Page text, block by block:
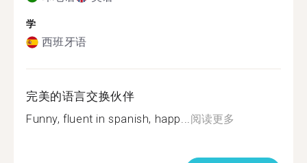
学
西班牙语
完美的语言交换伙伴
Funny, fluent in spanish, happ...阅读更多